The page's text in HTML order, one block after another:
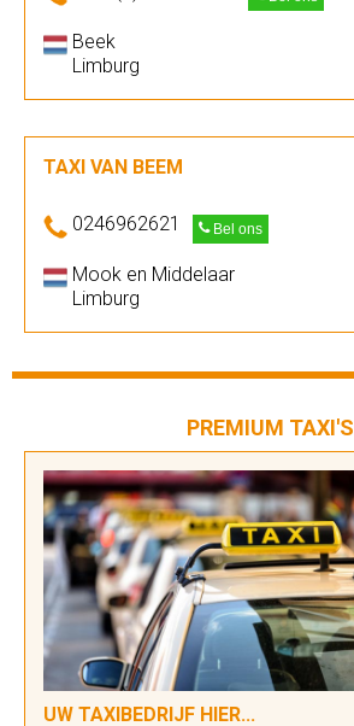
Beek
Limburg
TAXI VAN BEEM
0246962621 Bel ons
Mook en Middelaar
Limburg
PREMIUM TAXI'S
UW TAXIBEDRIJF HIER...